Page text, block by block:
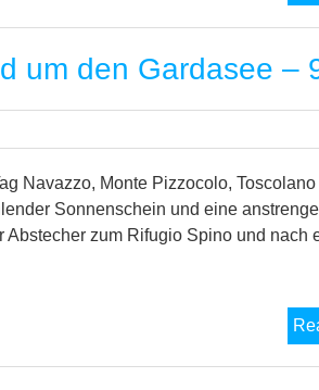
um den Gardasee –
Navazzo, Monte Pizzocolo,
Sonnenschein und eine
Abstecher zum Rifugio Spino und nach